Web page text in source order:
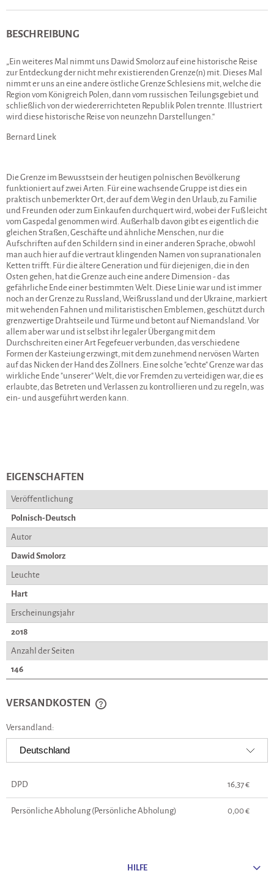
BESCHREIBUNG
„Ein weiteres Mal nimmt uns Dawid Smolorz auf eine historische Reise
zur Entdeckung der nicht mehr existierenden Grenze(n) mit. Dieses Mal
nimmt er uns an eine andere östliche Grenze Schlesiens mit, welche die
Region vom Königreich Polen, dann vom russischen Teilungsgebiet und
schließlich von der wiedererrichteten Republik Polen trennte. Illustriert
wird diese historische Reise von neunzehn Darstellungen.“
Bernard Linek
Die Grenze im Bewusstsein der heutigen polnischen Bevölkerung
funktioniert auf zwei Arten. Für eine wachsende Gruppe ist dies ein
praktisch unbemerkter Ort, der auf dem Weg in den Urlaub, zu Familie
und Freunden oder zum Einkaufen durchquert wird, wobei der Fuß leicht
vom Gaspedal genommen wird. Außerhalb davon gibt es eigentlich die
gleichen Straßen, Geschäfte und ähnliche Menschen, nur die
Aufschriften auf den Schildern sind in einer anderen Sprache, obwohl
man auch hier auf die vertraut klingenden Namen von supranationalen
Ketten trifft. Für die ältere Generation und für diejenigen, die in den
Osten gehen, hat die Grenze auch eine andere Dimension - das
gefährliche Ende einer bestimmten Welt. Diese Linie war und ist immer
noch an der Grenze zu Russland, Weißrussland und der Ukraine, markiert
mit wehenden Fahnen und militaristischen Emblemen, geschützt durch
grenzwertige Drahtseile und Türme und betont auf Niemandsland. Vor
allem aber war und ist selbst ihr legaler Übergang mit dem
Durchschreiten einer Art Fegefeuer verbunden, das verschiedene
Formen der Kasteiung erzwingt, mit dem zunehmend nervösen Warten
auf das Nicken der Hand des Zöllners. Eine solche "echte" Grenze war das
wirkliche Ende "unserer" Welt, die vor Fremden zu verteidigen war, die es
erlaubte, das Betreten und Verlassen zu kontrollieren und zu regeln, was
ein- und ausgeführt werden kann.
EIGENSCHAFTEN
Veröffentlichung
Polnisch-Deutsch
Autor
Dawid Smolorz
Leuchte
Hart
Erscheinungsjahr
2018
Anzahl der Seiten
146
VERSANDKOSTEN
Versandland:
DPD 16,37 €
Persönliche Abholung(Persönliche Abholung) 0,00 €
HILFE